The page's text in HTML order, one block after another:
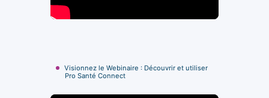
Visionnez le Webinaire : Découvrir et utiliser
Pro Santé Connect